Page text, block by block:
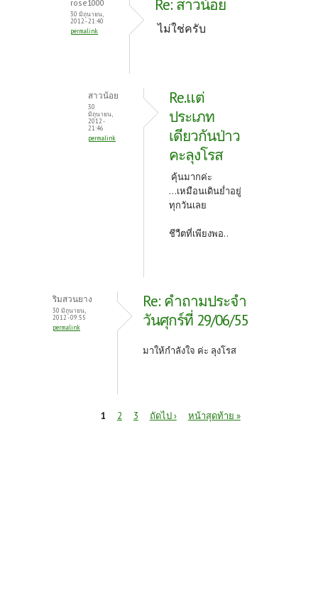
rose1000
30 มิถุนายน,
2012 - 21:40
permalink
Re: สาวน้อย
ไม่ใช่ครับ
สาวน้อย
30
มิถุนายน,
2012 -
21:46
permalink
Re.แต่
ประเภท
เดียวกันป่าว
คะลุงโรส
คุ้นมากค่ะ
...เหมือนเดินย่ำอยู่
ทุกวันเลย
ชีวืตที่เพียงพอ..
ริมสวนยาง
30 มิถุนายน,
2012 - 09:55
permalink
Re: คำถามประจำ
วันศุกร์ที่ 29/06/55
มาให้กำลังใจ ค่ะ ลุงโรส
1 2 3 ถัดไป › หน้าสุดท้าย »